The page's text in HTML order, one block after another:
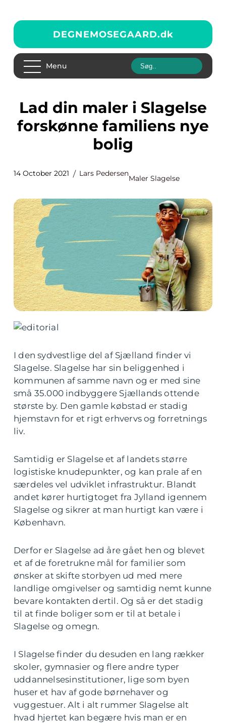
DEGNEMOSEGAARD.dk
Menu
Lad din maler i Slagelse
forskønne familiens nye
bolig
14 October 2021 Lars Pedersen
Maler Slagelse
I den sydvestlige del af Sjælland finder vi
Slagelse. Slagelse har sin beliggenhed i
kommunen af samme navn og er med sine
små 35.000 indbyggere Sjællands ottende
største by. Den gamle købstad er stadig
hjemstavn for et rigt erhvervs og forretnings
liv.
Samtidig er Slagelse et af landets større
logistiske knudepunkter, og kan prale af en
særdeles vel udviklet infrastruktur. Blandt
andet kører hurtigtoget fra Jylland igennem
Slagelse og sikrer at man hurtigt kan være i
København.
Derfor er Slagelse ad åre gået hen og blevet
et af de foretrukne mål for familier som
ønsker at skifte storbyen ud med mere
landlige omgivelser og samtidig nemt kunne
bevare kontakten dertil. Og så er det stadig
til at finde boliger som er til at betale i
Slagelse og omegn.
I Slagelse finder du desuden en lang rækker
skoler, gymnasier og flere andre typer
uddannelsesinstitutioner, lige som byen
huser et hav af gode børnehaver og
vuggestuer. Alt i alt rummer Slagelse alt
hvad hjertet kan begære hvis man er en